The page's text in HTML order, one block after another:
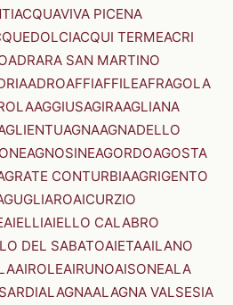
ACQUAVIVA PICENA
ACQUI TERMEACRI
ADRARA SAN MARTINO
ADROAFFIAFFILEAFRAGOLA
AGGIUSAGIRAAGLIANA
AGNAAGNADELLO
AGNOSINEAGORDOAGOSTA
CONTURBIAAGRIGENTO
AICURZIO
AIELLIAIELLO CALABRO
DEL SABATOAIETAAILANO
AIROLEAIRUNOAISONEALA
ALAGNAALAGNA VALSESIA